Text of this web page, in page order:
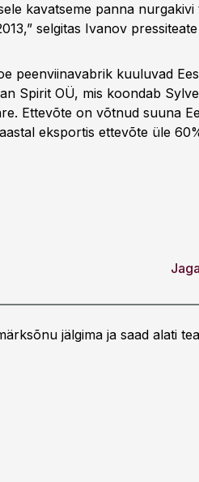
kavatseme panna nurgakivi
selgitas Ivanov
peenviinavabrik kuuluvad
Spirit OÜ, mis koondab
Ettevõte on võtnud suuna
eksportis ettevõte üle
Jaga
jälgima ja saad alati